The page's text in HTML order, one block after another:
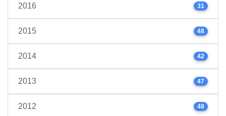
2016 31
2015 48
2014 42
2013 47
2012 48